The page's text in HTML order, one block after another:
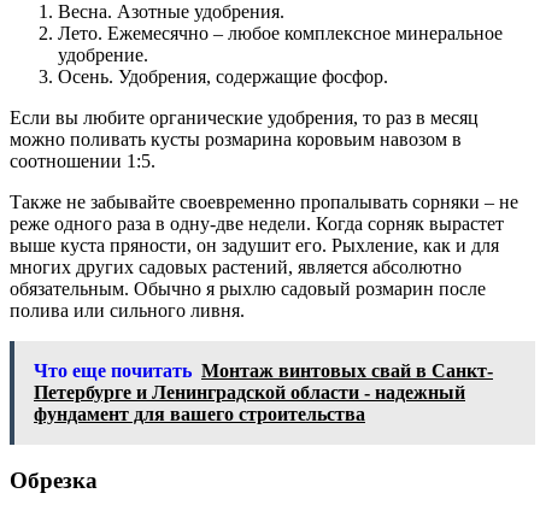
Весна. Азотные удобрения.
Лето. Ежемесячно – любое комплексное минеральное
удобрение.
Осень. Удобрения, содержащие фосфор.
Если вы любите органические удобрения, то раз в месяц
можно поливать кусты розмарина коровьим навозом в
соотношении 1:5.
Также не забывайте своевременно пропалывать сорняки – не
реже одного раза в одну-две недели. Когда сорняк вырастет
выше куста пряности, он задушит его. Рыхление, как и для
многих других садовых растений, является абсолютно
обязательным. Обычно я рыхлю садовый розмарин после
полива или сильного ливня.
Что еще почитать Монтаж винтовых свай в Санкт-
Петербурге и Ленинградской области - надежный
фундамент для вашего строительства
Обрезка